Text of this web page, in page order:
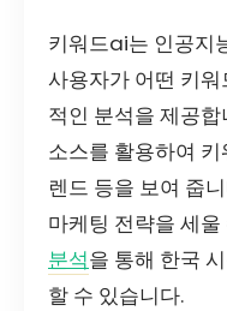
키워드ai는 인공지
사용자가 어떤 키
적인 분석을 제공
소스를 활용하여
렌드 등을 보여 줍
마케팅 전략을 세울
분석을 통해 한국
할 수 있습니다.